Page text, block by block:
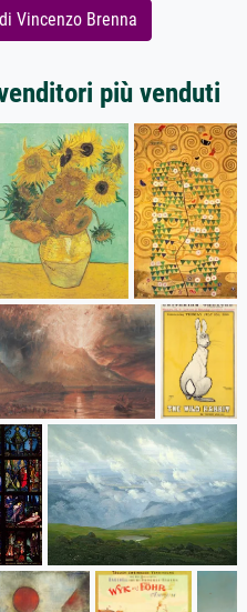
Vincenzo Brenna
più venduti